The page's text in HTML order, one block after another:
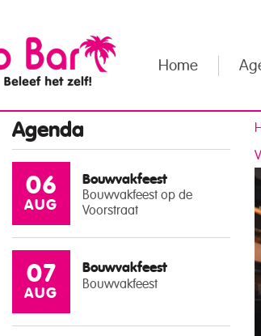
Home
Agenda
06
AUG
Bouwvakfeest
Bouwvakfeest op de
Voorstraat
07
AUG
Bouwvakfeest
Bouwvakfeest